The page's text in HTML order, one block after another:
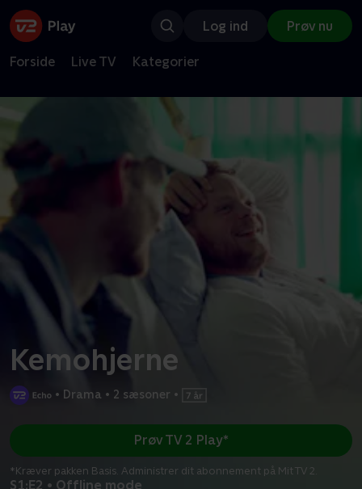
Log ind Prøv nu
Forside Live TV Kategorier
Kemohjerne
• Drama • 2 sæsoner •
S1:E2 • Offline mode
Prøv TV 2 Play*
*Kræver pakken Basis. Administrer dit abonnement på Mit TV 2.